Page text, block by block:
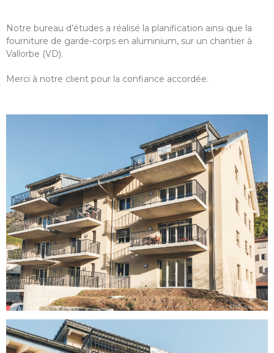
Notre bureau d’études a réalisé la planification ainsi que la
fourniture de garde-corps en aluminium, sur un chantier à
Vallorbe (VD).
Merci à notre client pour la confiance accordée.